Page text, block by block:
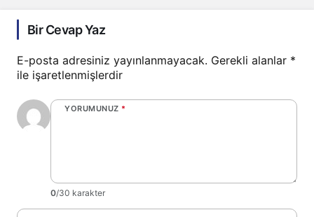
Bir Cevap Yaz
E-posta adresiniz yayınlanmayacak. Gerekli alanlar *
ile işaretlenmişlerdir
YORUMUNUZ *
0/30 karakter